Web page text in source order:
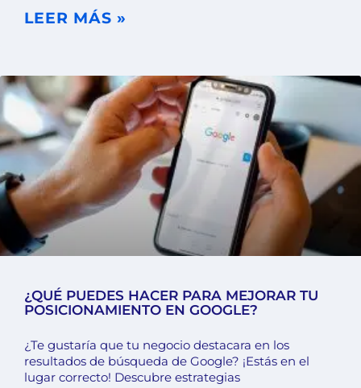
LEER MÁS »
¿QUÉ PUEDES HACER PARA MEJORAR TU
POSICIONAMIENTO EN GOOGLE?
¿Te gustaría que tu negocio destacara en los
resultados de búsqueda de Google? ¡Estás en el
lugar correcto! Descubre estrategias